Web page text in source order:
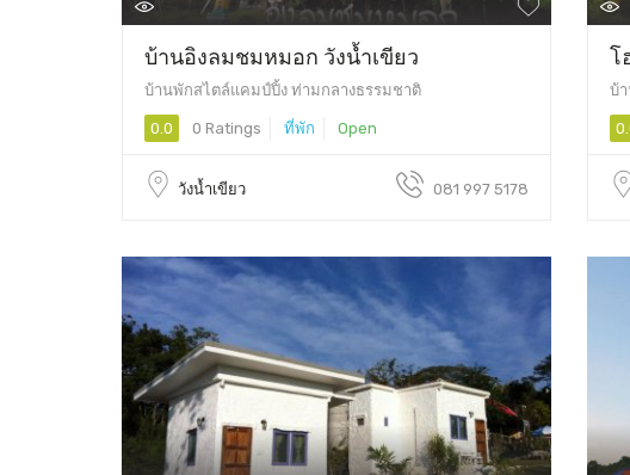
บ้านอิงลมชมหมอก วังน้ำเขียว
บ้านพักสไตล์แคมป์ปิ้ง ท่ามกลางธรรมชาติ
0.0 0 Ratings ที่พัก Open
วังน้ำเขียว 081 997 5178
โ
บ้